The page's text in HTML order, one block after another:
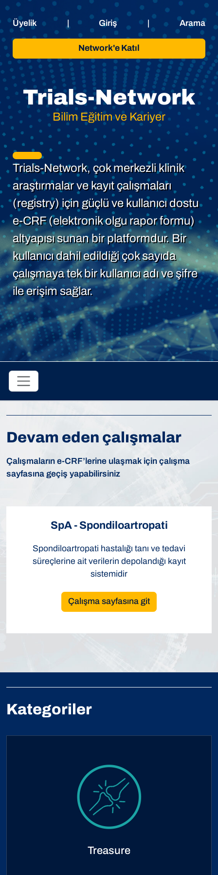
Üyelik Giriş Arama
Network'e Katıl
Trials-Network
Bilim Eğitim ve Kariyer
Trials-Network, çok merkezli klinik
araştırmalar ve kayıt çalışmaları
(registry) için güçlü ve kullanıcı dostu
e-CRF (elektronik olgu rapor formu)
altyapısı sunan bir platformdur. Bir
kullanıcı dahil edildiği çok sayıda
çalışmaya tek bir kullanıcı adı ve şifre
ile erişim sağlar.
Devam eden çalışmalar
Çalışmaların e-CRF’lerine ulaşmak için çalışma
sayfasına geçiş yapabilirsiniz
SpA - Spondiloartropati
Spondiloartropati hastalığı tanı ve tedavi
süreçlerine ait verilerin depolandığı kayıt
sistemidir
Çalışma sayfasına git
Kategoriler
Treasure